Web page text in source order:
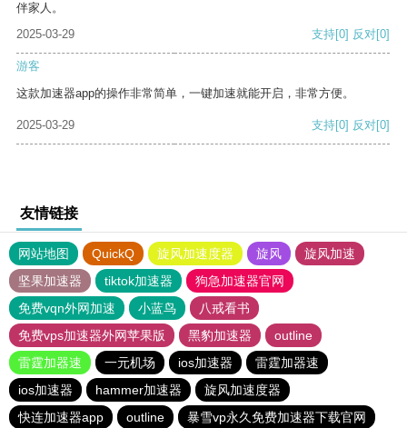
伴家人。
2025-03-29
支持[0] 反对[0]
游客
这款加速器app的操作非常简单，一键加速就能开启，非常方便。
2025-03-29 支持[0] 反对[0]
友情链接
网站地图 QuickQ 旋风加速度器 旋风
旋风加速
坚果加速器
tiktok加速器
狗急加速器官网
免费vqn外网加速
小蓝鸟
八戒看书
免费vps加速器外网苹果版
黑豹加速器
outline
雷霆加器速
一元机场 ios加速器
雷霆加器速
ios加速器
hammer加速器
旋风加速度器
快连加速器app
outline 暴雪vp永久免费加速器下载官网